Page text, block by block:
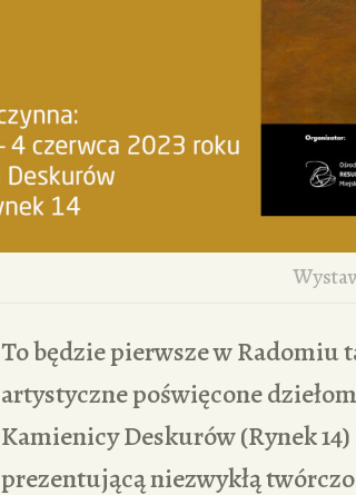
To będzie pierwsze w
artystyczne poświęcone
Kamienicy Deskurów (Rynek
prezentującą niezwykłą